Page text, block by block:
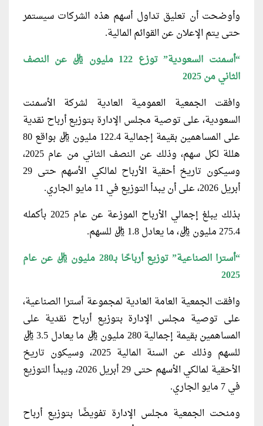
وأوضحت أن تعليق تداول أسهم هذه الشركات سيستمر
حتى يتم الإعلان عن القوائم المالية.
“أسمنت السعودية” توزع 122 مليون ريال عن النصف
الثاني من 2025
وافقت الجمعية العمومية العادية لشركة الأسمنت
السعودية، على توصية مجلس الإدارة بتوزيع أرباح نقدية
على المساهمين بقيمة إجمالية 122.4 مليون ريال بواقع 80
هللة لكل سهم، وذلك عن النصف الثاني من عام 2025،
وسيكون تاريخ أحقية الأرباح لمالكي الأسهم حتى 29
أبريل 2026، على أن يبدأ التوزيع في 11 مايو الجاري.
بذلك يبلغ إجمالي الأرباح الموزعة عن عام 2025 بأكمله
275.4 مليون ريال، ما يعادل 1.8 ريال للسهم.
“أسترا الصناعية” توزيع أرباحًا بـ280 مليون ريال عن عام
2025
وافقت الجمعية العامة العادية لمجموعة أسترا الصناعية،
على توصية مجلس الإدارة بتوزيع أرباح نقدية على
المساهمين بقيمة إجمالية 280 مليون ريال ما يعادل 3.5 ريال
للسهم وذلك عن السنة المالية 2025، وسيكون تاريخ
الأحقية لمالكي الأسهم حتى 29 أبريل 2026، ويبدأ التوزيع
في 7 مايو الجاري.
ومنحت الجمعية مجلس الإدارة تفويضًا بتوزيع أرباح